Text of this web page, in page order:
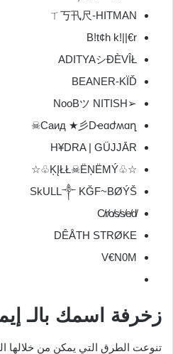
ㄒ丂卂尺-HITMAN
B!t¢h k!||€r
ADITYAシĐÈVÎŁ
BEANER-KÏĎ
➢NooBツ NITISH
Саид ★彡Dҽɑժʍɑղ☠
H¥DRA | GÜJJĀR
☆♧ĶĮŁŁ☠ËŅËMÝ♧☆
SkULL༒ KĞF~BØÝŠ
C̸r̸o̸s̸s̸e̸d̸
DÊÅTH STRØKE
V€N0M
زخرفة اسمك بالـ
تنوعت الطرق التي يمكن من